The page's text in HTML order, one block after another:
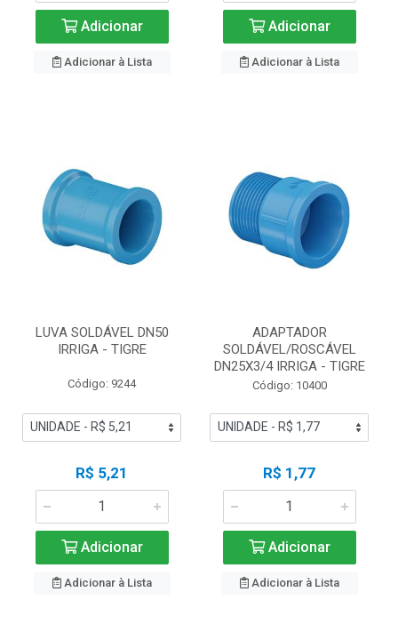
Adicionar
Adicionar à Lista
Adicionar
Adicionar à Lista
LUVA SOLDÁVEL DN50
IRRIGA - TIGRE
Código: 9244
R$ 5,21
Adicionar
Adicionar à Lista
ADAPTADOR
SOLDÁVEL/ROSCÁVEL
DN25X3/4 IRRIGA - TIGRE
Código: 10400
R$ 1,77
Adicionar
Adicionar à Lista